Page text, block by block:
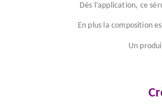
Dès l’application, ce
En plus la composition
Un